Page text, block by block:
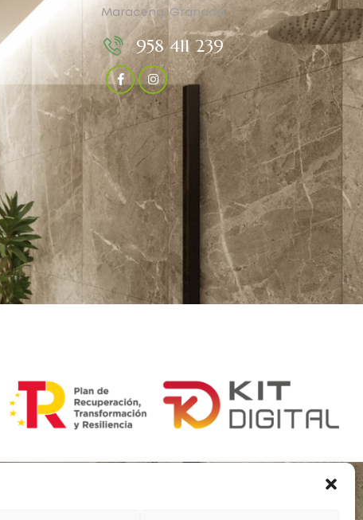
Maracena, Granada
958 411 239